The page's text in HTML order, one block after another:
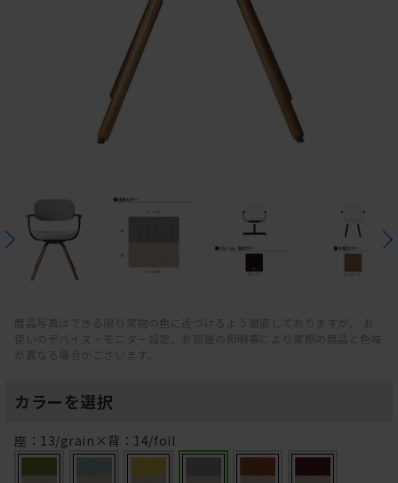
商品写真はできる限り実物の色に近づけるよう徹底しておりますが、 お
使いのデバイス・モニター設定、お部屋の照明等により実際の商品と色味
が異なる場合がございます。
カラーを選択
座：13/grain×背：14/foil